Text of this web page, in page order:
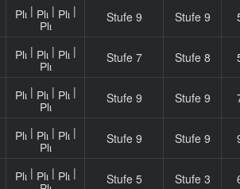
| | | Stufe 9 Stufe 9
| | | Stufe 7 Stufe 8
| | | Stufe 9 Stufe 9
| | | Stufe 9 Stufe 9
| | | Stufe 5 Stufe 3